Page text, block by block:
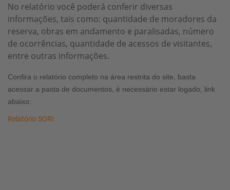
Localização
Contato
No relatório você poderá conferir diversas
informações, tais como: quantidade de moradores da
reserva, obras em andamento e paralisadas, número
de ocorrências, quantidade de acessos de visitantes,
entre outras informações.
Confira o relatório completo na área restrita do site, basta
acessar a pasta de documentos, é necessário estar logado, link
abaixo:
Relatório SORI